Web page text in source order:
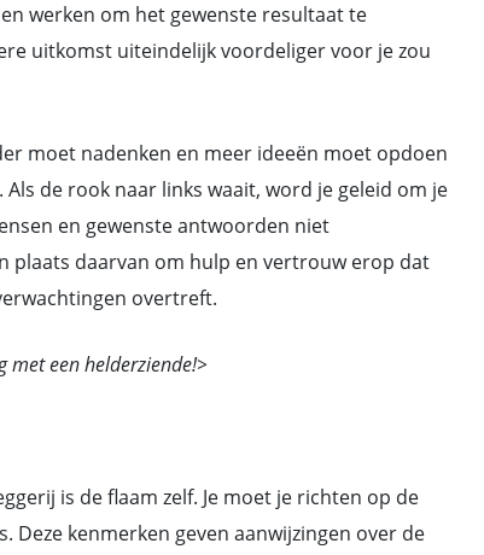
werken om het gewenste resultaat te
uitkomst uiteindelijk voordeliger voor je zou
moet nadenken en meer ideeën moet opdoen
de rook naar links waait, word je geleid om je
en gewenste antwoorden niet
plaats daarvan om hulp en vertrouw erop dat
overtreft.
met een helderziende!>
is de ﬂaam zelf. Je moet je richten op de
Deze kenmerken geven aanwijzingen over de